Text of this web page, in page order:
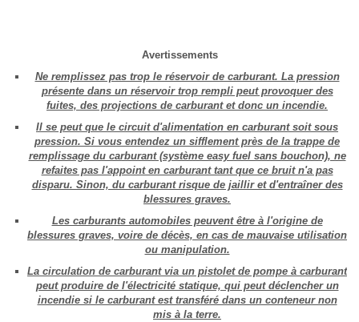
Avertissements
Ne remplissez pas trop le réservoir de carburant. La pression
présente dans un réservoir trop rempli peut provoquer des
fuites, des projections de carburant et donc un incendie.
Il se peut que le circuit d'alimentation en carburant soit sous
pression. Si vous entendez un sifflement près de la trappe de
remplissage du carburant (système easy fuel sans bouchon), ne
refaites pas l'appoint en carburant tant que ce bruit n'a pas
disparu. Sinon, du carburant risque de jaillir et d'entraîner des
blessures graves.
Les carburants automobiles peuvent être à l'origine de
blessures graves, voire de décès, en cas de mauvaise utilisation
ou manipulation.
La circulation de carburant via un pistolet de pompe à carburant
peut produire de l'électricité statique, qui peut déclencher un
incendie si le carburant est transféré dans un conteneur non
mis à la terre.